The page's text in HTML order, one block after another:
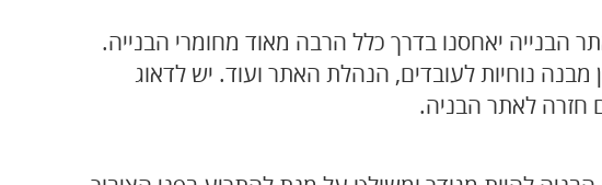
הבנייה יאחסנו בדרך כלל הרבה מאוד מחומרי הבנייה.
מבנה נוחיות לעובדים, הנהלת האתר ועוד. יש לדאוג
חזרה לאתר הבניה.